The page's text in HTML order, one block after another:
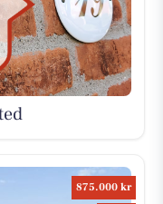
875.000 kr